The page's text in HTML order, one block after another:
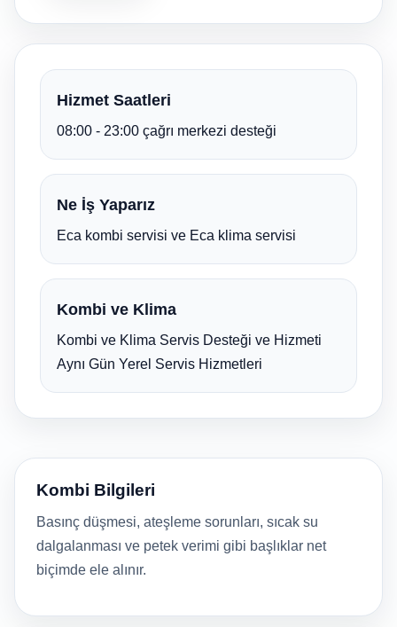
Hizmet Saatleri
08:00 - 23:00 çağrı merkezi desteği
Ne İş Yaparız
Eca kombi servisi ve Eca klima servisi
Kombi ve Klima
Kombi ve Klima Servis Desteği ve Hizmeti
Aynı Gün Yerel Servis Hizmetleri
Kombi Bilgileri
Basınç düşmesi, ateşleme sorunları, sıcak su
dalgalanması ve petek verimi gibi başlıklar net
biçimde ele alınır.